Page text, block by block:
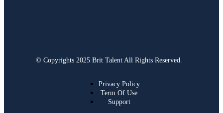
© Copyrights 2025 Brit Talent All Rights Reserved.
Privacy Policy
Term Of Use
Support